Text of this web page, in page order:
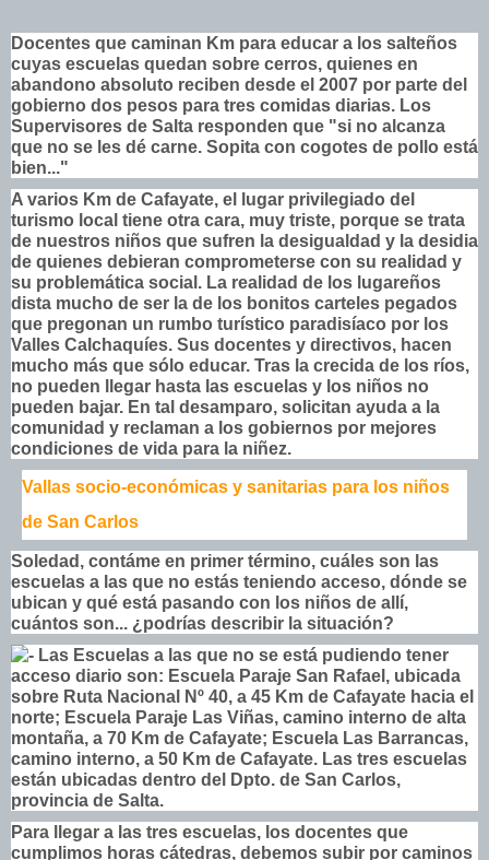
Docentes que caminan Km para educar a los salteños
cuyas escuelas quedan sobre cerros, quienes en
abandono absoluto reciben desde el 2007 por parte del
gobierno dos pesos para tres comidas diarias. Los
Supervisores de Salta responden que "si no alcanza
que no se les dé carne. Sopita con cogotes de pollo está
bien..."
A varios Km de Cafayate, el lugar privilegiado del
turismo local tiene otra cara, muy triste, porque se trata
de nuestros niños que sufren la desigualdad y la desidia
de quienes debieran comprometerse con su realidad y
su problemática social. La realidad de los lugareños
dista mucho de ser la de los bonitos carteles pegados
que pregonan un rumbo turístico paradisíaco por los
Valles Calchaquíes. Sus docentes y directivos, hacen
mucho más que sólo educar. Tras la crecida de los ríos,
no pueden llegar hasta las escuelas y los niños no
pueden bajar. En tal desamparo, solicitan ayuda a la
comunidad y reclaman a los gobiernos por mejores
condiciones de vida para la niñez.
Vallas socio-económicas y sanitarias para los niños
de San Carlos
Soledad, contáme en primer término, cuáles son las
escuelas a las que no estás teniendo acceso, dónde se
ubican y qué está pasando con los niños de allí,
cuántos son... ¿podrías describir la situación?
Las Escuelas a las que no se está pudiendo tener
acceso diario son: Escuela Paraje San Rafael, ubicada
sobre Ruta Nacional Nº 40, a 45 Km de Cafayate hacia el
norte; Escuela Paraje Las Viñas, camino interno de alta
montaña, a 70 Km de Cafayate; Escuela Las Barrancas,
camino interno, a 50 Km de Cafayate. Las tres escuelas
están ubicadas dentro del Dpto. de San Carlos,
provincia de Salta.
Para llegar a las tres escuelas, los docentes que
cumplimos horas cátedras, debemos subir por caminos